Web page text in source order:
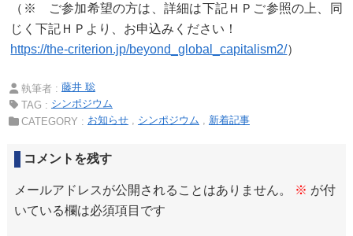
（※ ご参加希望の方は、詳細は下記ＨＰご参照の上、同
じく下記ＨＰより、お申込みください！
https://the-criterion.jp/beyond_global_capitalism2/）
執筆者 : 藤井 聡
TAG : シンポジウム
CATEGORY : お知らせ シンポジウム 新着記事
コメントを残す
メールアドレスが公開されることはありません。 ※ が付
いている欄は必須項目です